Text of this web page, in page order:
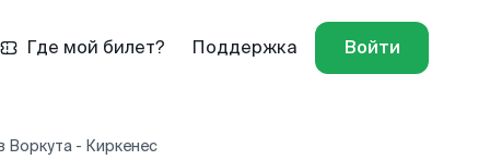
Где мой билет? Поддержка Войти
Воркута - Киркенес